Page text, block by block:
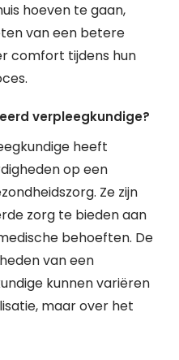
hoeven te gaan,
van een betere
comfort tijdens hun
verpleegkundige?
heeft
op een
Ze zijn
zorg te bieden aan
behoeften. De
van een
kunnen variëren
maar over het